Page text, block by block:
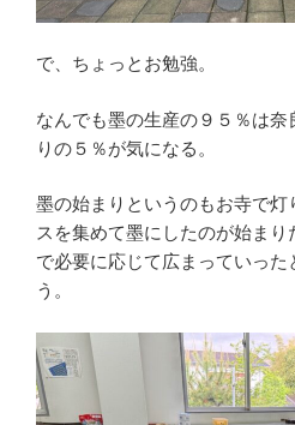
で、ちょっとお勉強。
なんでも墨の生産の９５％は
りの５％が気になる。
墨の始まりというのもお寺で灯
スを集めて墨にしたのが始ま
で必要に応じて広まっていった
う。